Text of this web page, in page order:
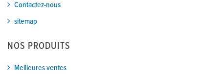
Contactez-nous
sitemap
NOS PRODUITS
Meilleures ventes